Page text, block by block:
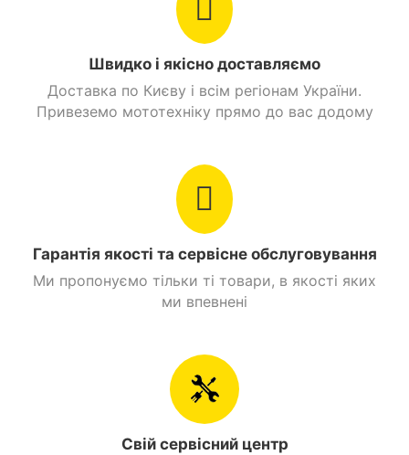
Потужну оптику (роздільні передні фари, стоп-
сигнал, поворотники).
Дзеркала заднього виду.
кермом).
Швидко і якісно доставляємо
Доставка по Києву і всім регіонам України.
Привеземо мототехніку прямо до вас додому
Гарантія якості та сервісне обслуговування
Ми пропонуємо тільки ті товари, в якості яких
ми впевнені
Свій сервісний центр